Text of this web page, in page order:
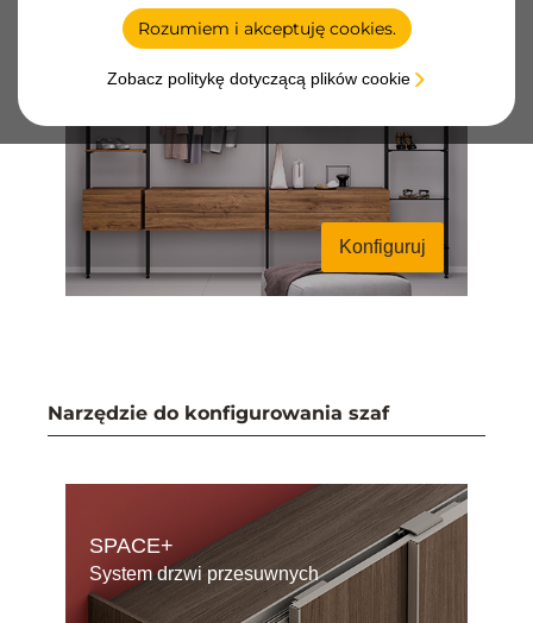
Rozumiem i akceptuję cookies.
Zobacz politykę dotyczącą plików cookie
ZERO
Struktura Zero
Konfiguruj
Narzędzie do konfigurowania szaf
SPACE+
System drzwi przesuwnych